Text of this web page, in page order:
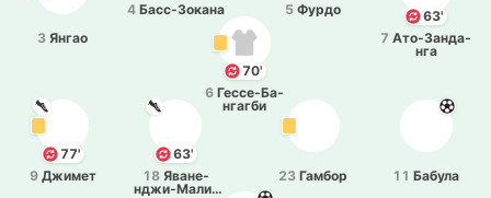
3 Янгао
63'
7 Ато­-За­нда­
нга
4 Ба­сс-Зо­ка­на 5 Фурдо
11 Бабула
23 Гамбор
70'
6 Ге­ссе­-Ба­
нга­гби
63'
18 Ява­не­
нджи­-Ма­ли­
77'
9 Джимет